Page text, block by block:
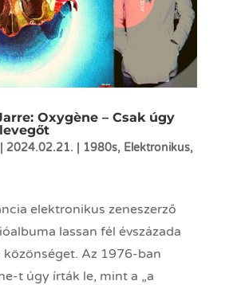
Oxygène – Csak úgy
2024.02.21. 1980s, Elektronikus,
elektronikus zeneszerző
lassan fél évszázada
Az 1976-ban
t úgy írták le, mint a „a